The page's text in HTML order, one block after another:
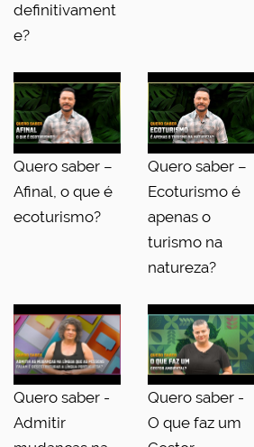
definitivament
e?
Quero saber –
Afinal, o que é
ecoturismo?
Quero saber –
Ecoturismo é
apenas o
turismo na
natureza?
Quero saber -
Admitir
Quero saber -
O que faz um